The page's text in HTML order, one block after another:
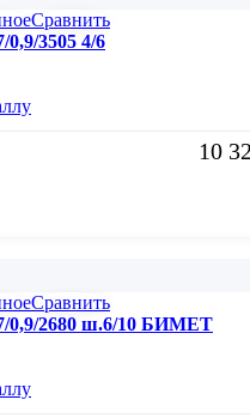
Сравнить
3505 4/6
10
Сравнить
0,9/2680 ш.6/10 БИМЕТ